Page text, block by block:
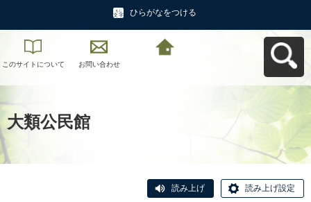
ひらがなをつける
このサイトについて お問い合わせ
大類公民館
読み上げ 読み上げ設定